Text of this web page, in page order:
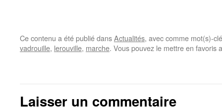
Ce contenu a été publié dansActualités, avec comme mot(s)-
vadrouille, lerouville, marche. Vous pouvez le mettre en favoris
Laisser un commentaire